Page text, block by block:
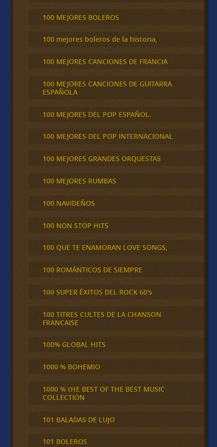
100 MEJORES BOLEROS
100 mejores boleros de la historia,
100 MEJORES CANCIONES DE FRANCIA
100 MEJORES CANCIONES DE GUITARRA
ESPAÑOLA
100 MEJORES DEL POP ESPAÑOL.
100 MEJORES DEL POP INTERNACIONAL
100 MEJORES GRANDES ORQUESTAS
100 MEJORES RUMBAS
100 NAVIDEÑOS
100 NON STOP HITS
100 QUE TE ENAMORAN LOVE SONGS,
100 ROMÁNTICOS DE SIEMPRE
100 SUPER ÉXITOS DEL ROCK 60's
100 TITRES CULTES DE LA CHANSON
FRANCAISE
100% GLOBAL HITS
1000 % BOHEMIO
1000 % tHE BEST OF THE BEST MUSIC
COLLECTION
101 BALADAS DE LUJO
101 BOLEROS